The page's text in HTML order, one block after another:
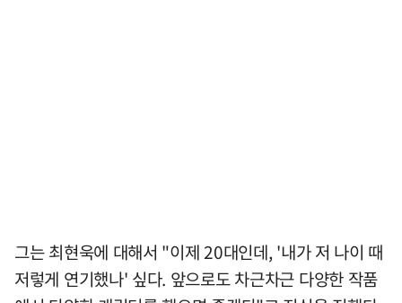
그는 최현욱에 대해서 "이제 20대인데, '내가 저 나이 때
저렇게 연기했나' 싶다. 앞으로도 차근차근 다양한 작품